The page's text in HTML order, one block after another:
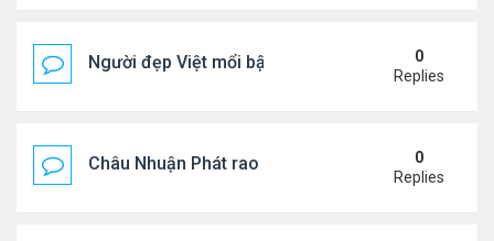
Người đẹp Việt mổi bật giữa dàn sao châu Á
0
Replies
Châu Nhuận Phát rao bán tài sản
0
Replies